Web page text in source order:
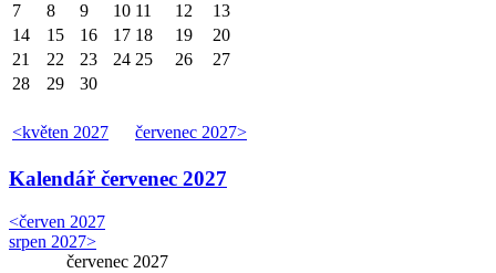
<květen 2027 červenec 2027>
7
8 9 10 11 12
13
14
15 16 17 18 19
20
21
22 23 24 25 26
27
28
29 30
Kalendář červenec 2027
<červen 2027
srpen 2027>
červenec 2027